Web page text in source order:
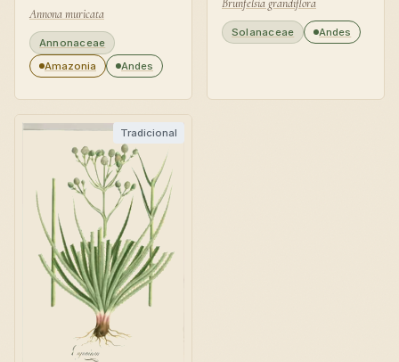
Annona muricata
Annonaceae
Amazonia
Andes
Solanaceae Andes
Tradicional